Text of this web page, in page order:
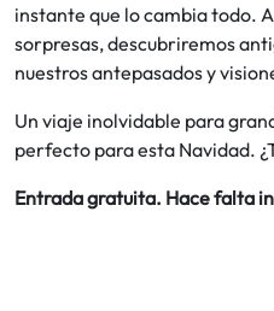
instante que lo cambia todo.
sorpresas, descubriremos
nuestros antepasados y
Un viaje inolvidable para
perfecto para esta Navidad.
Entrada gratuita. Hace falta